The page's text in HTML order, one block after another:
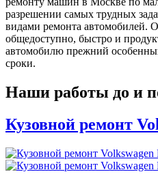
разрешении самых трудных
видами ремонта автомобилей.
общедоступно, быстро и
автомобилю прежний
сроки.
Наши работы до и
Кузовной ремонт